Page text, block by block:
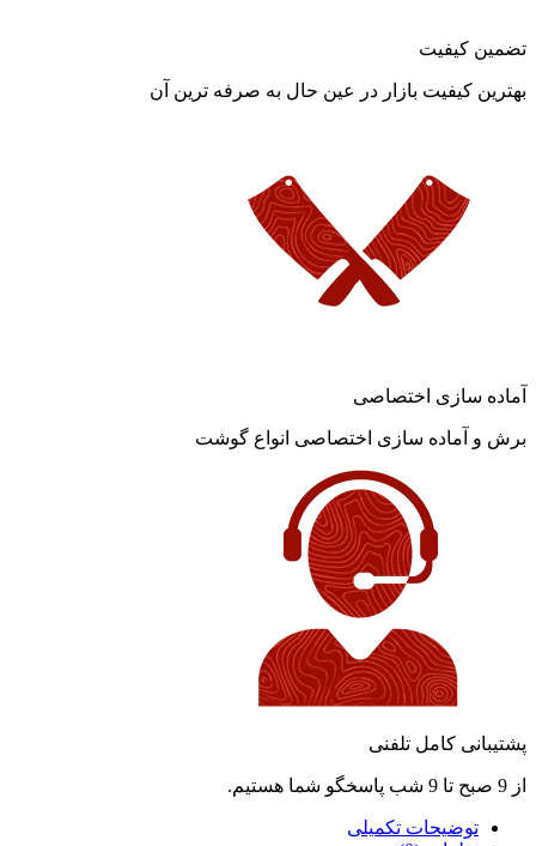
تضمین کیفیت
بهترین کیفیت بازار در عین حال به صرفه ترین آن
آماده سازی اختصاصی
برش و آماده سازی اختصاصی انواع گوشت
پشتیبانی کامل تلفنی
از 9 صبح تا 9 شب پاسخگو شما هستیم.
توضیحات تکمیلی